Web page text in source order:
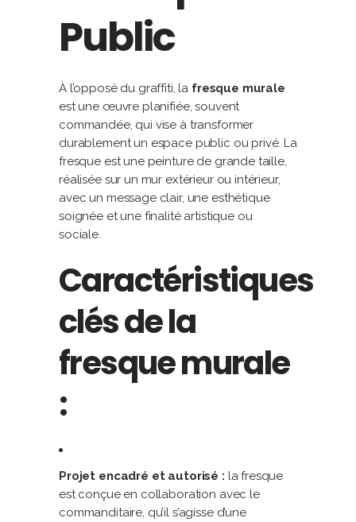
Public
À l’opposé du graffiti, la fresque murale
est une œuvre planifiée, souvent
commandée, qui vise à transformer
durablement un espace public ou privé. La
fresque est une peinture de grande taille,
réalisée sur un mur extérieur ou intérieur,
avec un message clair, une esthétique
soignée et une finalité artistique ou
sociale.
Caractéristiques
clés de la
fresque murale
:
Projet encadré et autorisé : la fresque
est conçue en collaboration avec le
commanditaire, qu’il s’agisse d’une